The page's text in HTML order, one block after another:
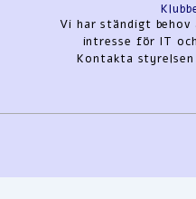
Vi har ständigt behov
intresse för IT
Kontakta